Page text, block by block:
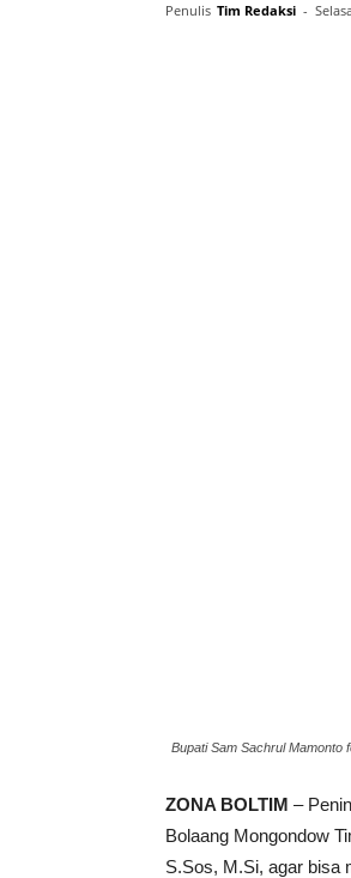
Penulis Tim Redaksi -
Bupati Sam Sachrul Mamonto
ZONA BOLTIM –
Bolaang Mongondow
S.Sos, M.Si, agar bisa